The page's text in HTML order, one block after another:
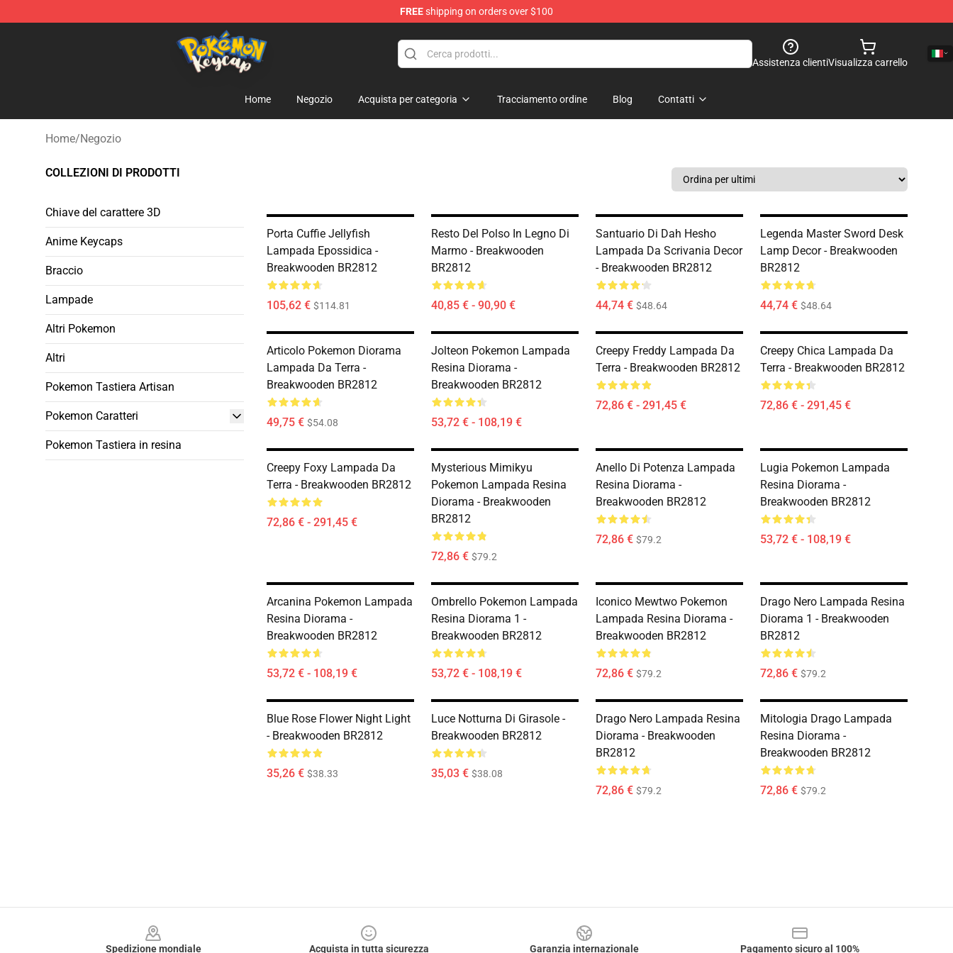
FREEshipping on orders over $100
Pokemon Keycap Shop - The Best Store of Pokemon Keycaps
Assistenza clientiVisualizza carrello
Home Negozio Acquista per categoria Tracciamento ordine Blog Contatti
Home/Negozio
COLLEZIONI DI PRODOTTI
Chiave del carattere 3D
Anime Keycaps
Braccio
Lampade
Altri Pokemon
Altri
Pokemon Tastiera Artisan
Pokemon Caratteri
Pokemon Tastiera in resina
Porta Cuffie Jellyfish
Lampada Epossidica -
Breakwooden BR2812
105,62 € $114.81
Resto Del Polso In Legno Di
Marmo - Breakwooden
BR2812
40,85 € - 90,90 €
Santuario Di Dah Hesho
Lampada Da Scrivania Decor
- Breakwooden BR2812
44,74 € $48.64
Legenda Master Sword Desk
Lamp Decor - Breakwooden
BR2812
44,74 € $48.64
Articolo Pokemon Diorama
Lampada Da Terra -
Breakwooden BR2812
49,75 € $54.08
Jolteon Pokemon Lampada
Resina Diorama -
Breakwooden BR2812
53,72 € - 108,19 €
Creepy Freddy Lampada Da
Terra - Breakwooden BR2812
72,86 € - 291,45 €
Creepy Chica Lampada Da
Terra - Breakwooden BR2812
72,86 € - 291,45 €
Creepy Foxy Lampada Da
Terra - Breakwooden BR2812
72,86 € - 291,45 €
Mysterious Mimikyu
Pokemon Lampada Resina
Diorama - Breakwooden
BR2812
72,86 € $79.2
Anello Di Potenza Lampada
Resina Diorama -
Breakwooden BR2812
72,86 € $79.2
Lugia Pokemon Lampada
Resina Diorama -
Breakwooden BR2812
53,72 € - 108,19 €
Arcanina Pokemon Lampada
Resina Diorama -
Breakwooden BR2812
53,72 € - 108,19 €
Ombrello Pokemon Lampada
Resina Diorama 1 -
Breakwooden BR2812
53,72 € - 108,19 €
Iconico Mewtwo Pokemon
Lampada Resina Diorama -
Breakwooden BR2812
72,86 € $79.2
Drago Nero Lampada Resina
Diorama 1 - Breakwooden
BR2812
72,86 € $79.2
Blue Rose Flower Night Light
- Breakwooden BR2812
35,26 € $38.33
Luce Notturna Di Girasole -
Breakwooden BR2812
35,03 € $38.08
Drago Nero Lampada Resina
Diorama - Breakwooden
BR2812
72,86 € $79.2
Mitologia Drago Lampada
Resina Diorama -
Breakwooden BR2812
72,86 € $79.2
Spedizione mondiale Acquista in tutta sicurezza Garanzia internazionale Pagamento sicuro al 100%